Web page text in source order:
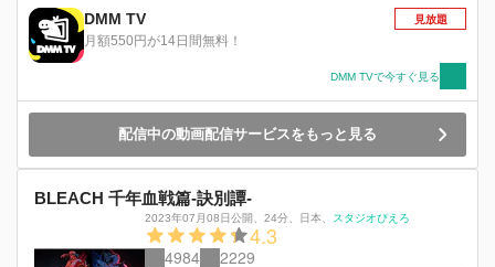
竜が返したのは訣別の矢であった。 ユーハバッ
ハは雨竜と親衛隊を引き連れて遮魂膜を突破。
遂に戦いの舞台は、不可侵の神域・霊王宮へと移
る。 不遜な侵入者を迎え撃つ王属特務・零番隊
も親衛隊も敗れ去ったかに見えたが…… 真の戦
い、真の絶望は今まさに始まらんとしていた。
死神と滅却師、一護と雨竜、信念と決意―― 決
DMM TV
月額550円が14日間無料！
見放題
DMM TVで今すぐ見る
配信中の動画配信サービスをもっと見る
BLEACH 千年血戦篇-訣別譚-
2023年07月08日公開、 24分、 日本、 スタジオぴえろ
4.3
4984 2229